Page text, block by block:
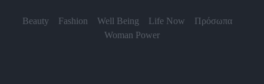
Beauty Fashion Well Being Life Now
Πρόσωπα
Woman Power